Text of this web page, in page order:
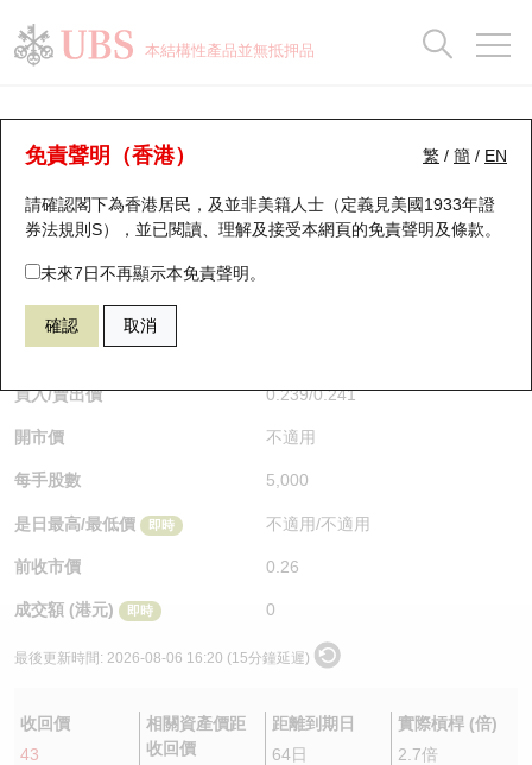
本結構性產品並無抵押品
繁 / 簡 / EN
免責聲明（香港）
請確認閣下為香港居民，及並非美籍人士（定義見美國1933年證
券法規則S），並已閱讀、理解及接受本網頁的免責聲明及條款。
未來7日不再顯示本免責聲明。
確認 取消
牛熊證分析儀
表現 街貨統計 比較
68654 瑞銀牛證 0981 中芯國際
$0.241 0.019
買入/賣出價 0.239/0.241
開市價 不適用
每手股數 5,000
是日最高/最低價 即時 不適用/不適用
前收市價 0.26
成交額 (港元) 即時 0
最後更新時間: 2026-08-06 16:20 (15分鐘延遲)
收回價
43
相關資產價距
收回價
距離到期日
64日
實際槓桿 (倍)
2.7倍
瑞銀認股證一覽
新發行瑞銀認股證
即將到期認股證
認股證到期結算價查詢
認股證分析儀
認股證速算機
認股證/牛熊證日誌
認股證文件及公告
街貨統計
比較
牛熊全景快搜
牛熊證搜尋
牛熊證街貨分佈圖
正股牛熊證列表
新發行瑞銀牛熊證
已收回牛熊證剩餘價值
牛熊證到期結算價查詢
牛熊證分析儀
牛熊證文件及公告
街貨統計
比較
十大升幅/跌幅
十大認股證成交分佈
十天股證佔大市成交
資金流
街貨統計
三十大平均引伸波幅
正股分析儀
二十大活躍股份
恒指成份股
國指成份股
科指成份股
相關資產沽空
中資ETFs溢價比較
AH 股價對照
持股比重
顯示所有持股比重
每月輪證大市專題
輪證專欄
講座及教育短片
認股證投資者教育
牛熊證投資者教育
認股證牛熊證常問問題